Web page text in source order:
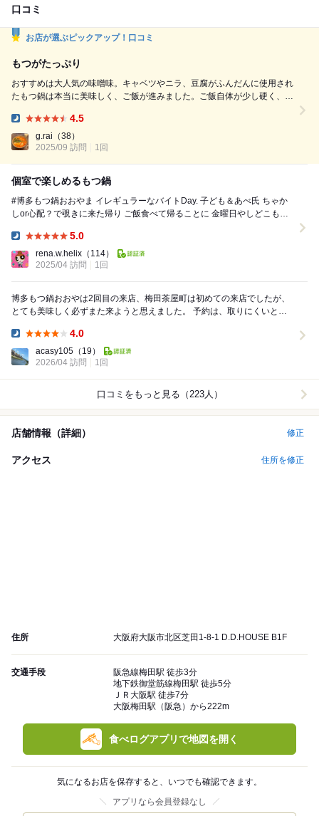
口コミ
お店が選ぶピックアップ！口コミ
もつがたっぷり
おすすめは大人気の味噌味。キャベツやニラ、豆腐がふんだんに使用され
たもつ鍋は本当に美味しく、ご飯が進みました。ご飯自体が少し硬く、あ
もつ鍋には美味しいご飯がよく合うと思います。 飲み物の種類も豊富で
ご当地サワーが美味しかったです。あまおうやビワ、日向夏などがありま
した。
4.5
g.rai （38）
2025/09 訪問
1回
個室で楽しめるもつ鍋
#博多もつ鍋おおやま イレギュラーなバイトDay. 子ども＆あべ氏 ちゃか
しor心配？で覗きに来た帰り ご飯食べて帰ることに 金曜日やしどこも人
5.0
rena.w.helix （114）
2025/04 訪問
1回
博多もつ鍋おおやは2回目の来店、梅田茶屋町は初めての来店でしたが、
とても美味しく必ずまた来ようと思えました。 予約は、取りにくいと聞
4.0
acasy105 （19）
2026/04 訪問
1回
口コミをもっと見る（223人）
店舗情報（詳細） 修正
アクセス 住所を修正
住所 大阪府大阪市北区芝田1-8-1 D.D.HOUSE B1F
交通手段
阪急線梅田駅 徒歩3分
地下鉄御堂筋線梅田駅 徒歩5分
ＪＲ大阪駅 徒歩7分
大阪梅田駅（阪急）から222m
食べログアプリで地図を開く
気になるお店を保存すると、いつでも確認できます。
アプリなら会員登録なし